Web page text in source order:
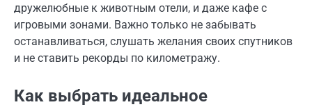
дружелюбные к животным отели, и даже кафе с
игровыми зонами. Важно только не забывать
останавливаться, слушать желания своих спутников
и не ставить рекорды по километражу.
Как выбрать идеальное